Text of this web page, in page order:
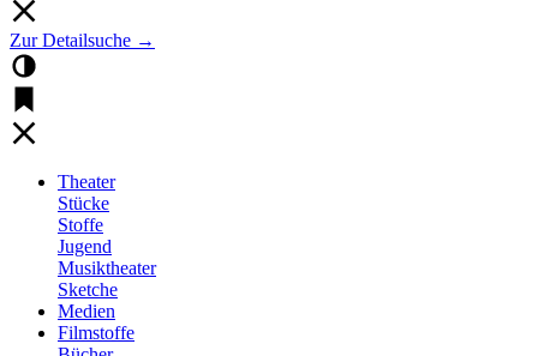
Zur Detailsuche →
Theater
Stücke
Stoffe
Jugend
Musiktheater
Sketche
Medien
Filmstoffe